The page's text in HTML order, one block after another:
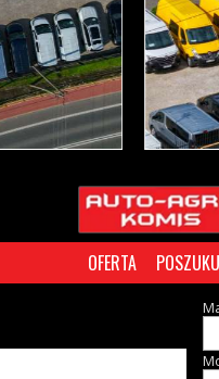
OFERTA